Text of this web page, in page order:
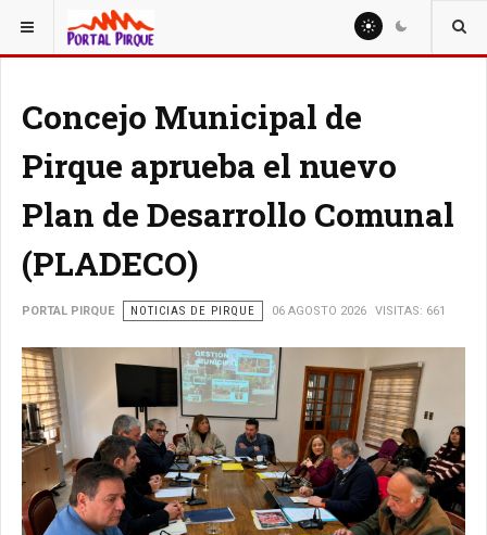
ESTÁ AQUÍ: NOTICIAS
Concejo Municipal de
Pirque aprueba el nuevo
Plan de Desarrollo Comunal
(PLADECO)
PORTAL PIRQUE NOTICIAS DE PIRQUE 06 AGOSTO 2026 VISITAS: 661